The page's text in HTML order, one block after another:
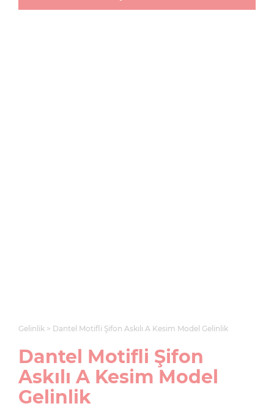
Gelinlik Dantel Motifli Şifon Askılı A Kesim Model Gelinlik
Dantel Motifli Şifon
Askılı A Kesim Model
Gelinlik